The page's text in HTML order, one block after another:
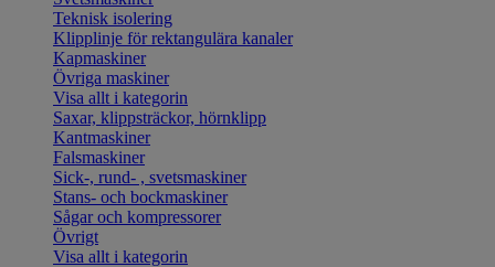
Teknisk isolering
Klipplinje för rektangulära kanaler
Kapmaskiner
Övriga maskiner
Visa allt i kategorin
Saxar, klippsträckor, hörnklipp
Kantmaskiner
Falsmaskiner
Sick-, rund- , svetsmaskiner
Stans- och bockmaskiner
Sågar och kompressorer
Övrigt
Visa allt i kategorin